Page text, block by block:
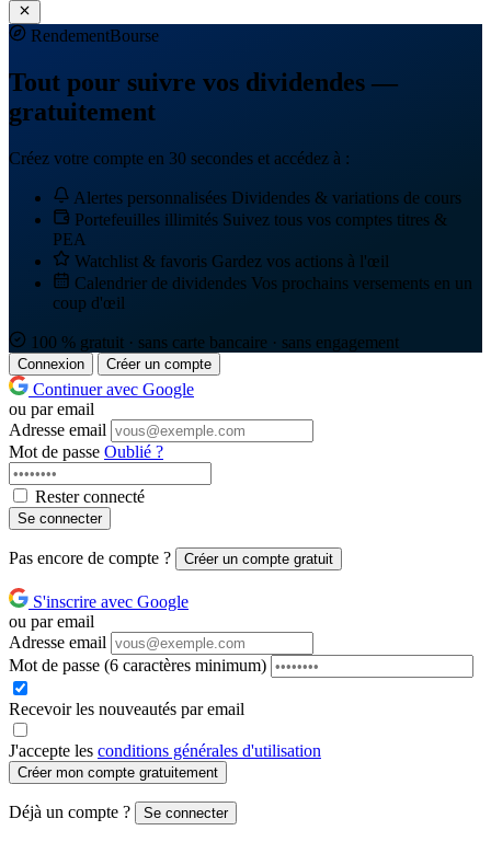
RendementBourse
Tout pour suivre vos dividendes —
gratuitement
Créez votre compte en 30 secondes et accédez à :
Alertes personnalisées Dividendes & variations de cours
Portefeuilles illimités Suivez tous vos comptes titres &
PEA
Watchlist & favoris Gardez vos actions à l'œil
Calendrier de dividendes Vos prochains versements en un
coup d'œil
100 % gratuit · sans carte bancaire · sans engagement
Connexion Créer un compte
Continuer avec Google
ou par email
Adresse email
Mot de passe Oublié ?
Rester connecté
Se connecter
Pas encore de compte ? Créer un compte gratuit
S'inscrire avec Google
ou par email
Adresse email
Mot de passe (6 caractères minimum)
Recevoir les nouveautés par email
J'accepte les conditions générales d'utilisation
Créer mon compte gratuitement
Déjà un compte ? Se connecter